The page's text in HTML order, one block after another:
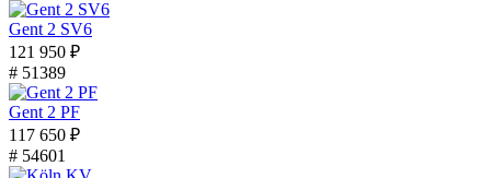
Gent 2 SV6
121 950 ₽
# 51389
Gent 2 PF
117 650 ₽
# 54601